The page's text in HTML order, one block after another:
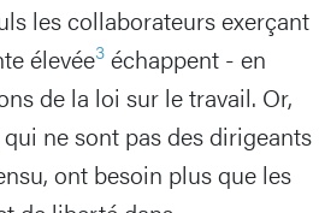
les collaborateurs exerçant
élevée3 échappent - en
de la loi sur le travail. Or,
ne sont pas des dirigeants
ont besoin plus que les